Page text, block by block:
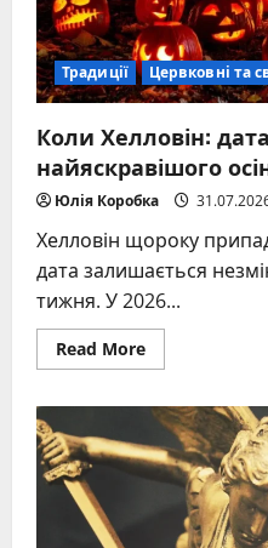
Традиції Цервковні та
Коли Хелловін:
найяскравішого
Юлія Коробка
Хелловін щороку
дата залишається
тижня. У 2026...
Read MoreRead
more
Хелловін:
дата,
історія
та
традиції
осіннього
свята